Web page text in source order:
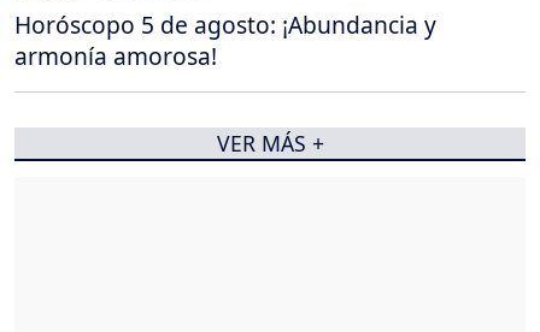
Horóscopo 5 de agosto: ¡Abundancia y
armonía amorosa!
VER MÁS +